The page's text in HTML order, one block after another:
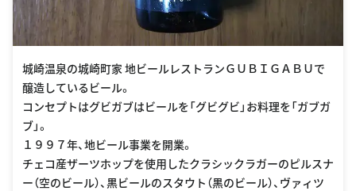
城崎温泉の城崎町家 地ビールレストランＧＵＢＩＧＡＢＵで
醸造しているビール。
コンセプトはグビガブはビールを「グビグビ」お料理を「ガブガ
ブ」。
１９９７年、地ビール事業を開業。
チェコ産ザーツホップを使用したクラシックラガーのピルスナ
ー（空のビール）、黒ビールのスタウト（黒のビール）、ヴァィツ